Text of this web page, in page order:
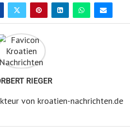
RIEGER
von kroatien-nachrichten.de